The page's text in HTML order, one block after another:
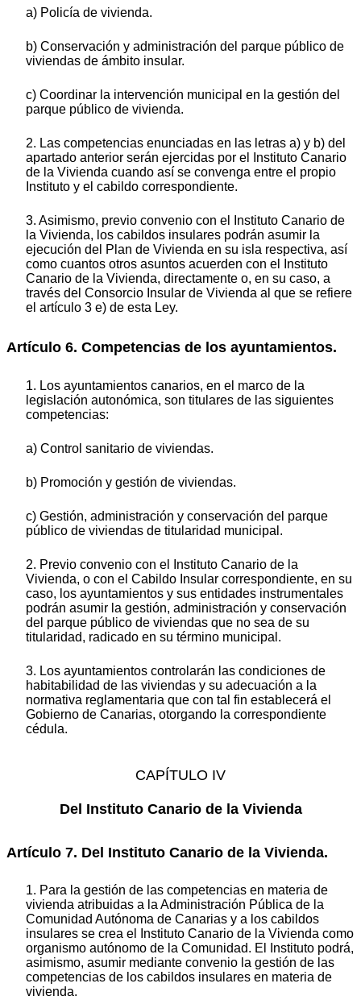
a) Policía de vivienda.
b) Conservación y administración del parque público de
viviendas de ámbito insular.
c) Coordinar la intervención municipal en la gestión del
parque público de vivienda.
2. Las competencias enunciadas en las letras a) y b) del
apartado anterior serán ejercidas por el Instituto Canario
de la Vivienda cuando así se convenga entre el propio
Instituto y el cabildo correspondiente.
3. Asimismo, previo convenio con el Instituto Canario de
la Vivienda, los cabildos insulares podrán asumir la
ejecución del Plan de Vivienda en su isla respectiva, así
como cuantos otros asuntos acuerden con el Instituto
Canario de la Vivienda, directamente o, en su caso, a
través del Consorcio Insular de Vivienda al que se refiere
el artículo 3 e) de esta Ley.
Artículo 6. Competencias de los ayuntamientos.
1. Los ayuntamientos canarios, en el marco de la
legislación autonómica, son titulares de las siguientes
competencias:
a) Control sanitario de viviendas.
b) Promoción y gestión de viviendas.
c) Gestión, administración y conservación del parque
público de viviendas de titularidad municipal.
2. Previo convenio con el Instituto Canario de la
Vivienda, o con el Cabildo Insular correspondiente, en su
caso, los ayuntamientos y sus entidades instrumentales
podrán asumir la gestión, administración y conservación
del parque público de viviendas que no sea de su
titularidad, radicado en su término municipal.
3. Los ayuntamientos controlarán las condiciones de
habitabilidad de las viviendas y su adecuación a la
normativa reglamentaria que con tal fin establecerá el
Gobierno de Canarias, otorgando la correspondiente
cédula.
CAPÍTULO IV
Del Instituto Canario de la Vivienda
Artículo 7. Del Instituto Canario de la Vivienda.
1. Para la gestión de las competencias en materia de
vivienda atribuidas a la Administración Pública de la
Comunidad Autónoma de Canarias y a los cabildos
insulares se crea el Instituto Canario de la Vivienda como
organismo autónomo de la Comunidad. El Instituto podrá,
asimismo, asumir mediante convenio la gestión de las
competencias de los cabildos insulares en materia de
vivienda.